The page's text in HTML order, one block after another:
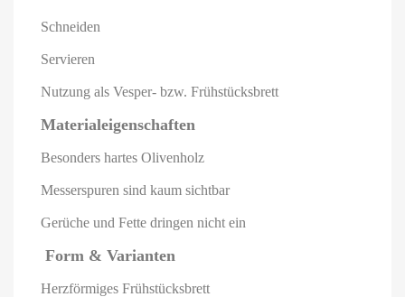
Schneiden
Servieren
Nutzung als Vesper- bzw. Frühstücksbrett
Materialeigenschaften
Besonders hartes Olivenholz
Messerspuren sind kaum sichtbar
Gerüche und Fette dringen nicht ein
️ Form & Varianten
Herzförmiges Frühstücksbrett